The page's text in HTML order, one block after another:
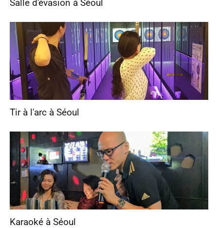
Salle d'évasion à Séoul
Tir à l'arc à Séoul
Karaoké à Séoul